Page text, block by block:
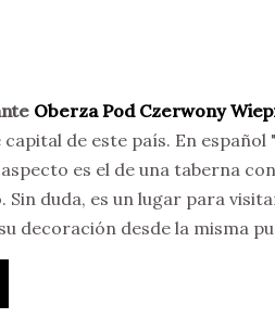
Oberza Pod Czerwony
de este país. En español
es el de una taberna
duda, es un lugar para
decoración desde la misma